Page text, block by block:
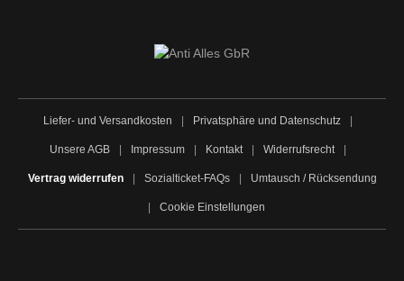
Liefer- und Versandkosten Privatsphäre und Datenschutz
Unsere AGB Impressum Kontakt Widerrufsrecht
Vertrag widerrufen Sozialticket-FAQs Umtausch / Rücksendung
Cookie Einstellungen